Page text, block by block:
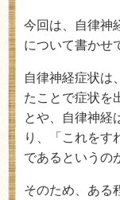
今回は、自律神
について書かせ
自律神経症状は
たことで症状を
とや、自律神経
り、「これをす
であるというの
そのため、ある